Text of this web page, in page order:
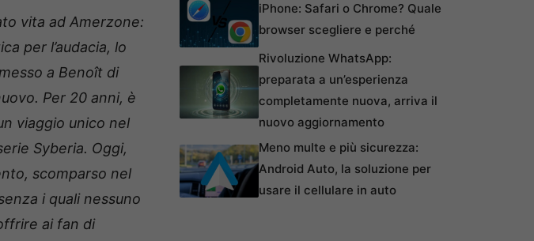
vita ad Amerzone:
per l’audacia, lo
a Benoît di
Per 20 anni, è
viaggio unico nel
Syberia. Oggi,
scomparso nel
i quali nessuno
ai fan di
iPhone: Safari o Chrome? Quale
browser scegliere e perché
Rivoluzione WhatsApp:
preparata a un’esperienza
completamente nuova, arriva il
nuovo aggiornamento
Meno multe e più sicurezza:
Android Auto, la soluzione per
usare il cellulare in auto